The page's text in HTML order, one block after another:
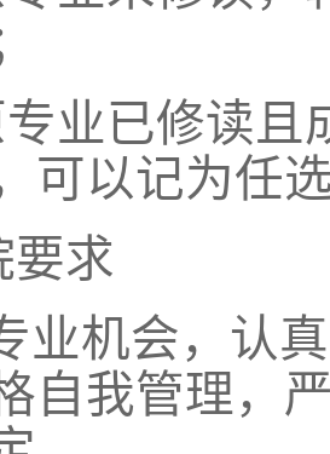
业已修读且
可以记为任
要求
业机会，认
自我管理，